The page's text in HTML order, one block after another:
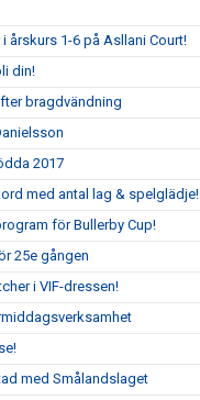
årskurs 1-6 på Asllani Court!
din!
bragdvändning
2017
med antal lag & spelglädje!
för Bullerby Cup!
25e gången
i VIF-dressen!
med Smålandslaget